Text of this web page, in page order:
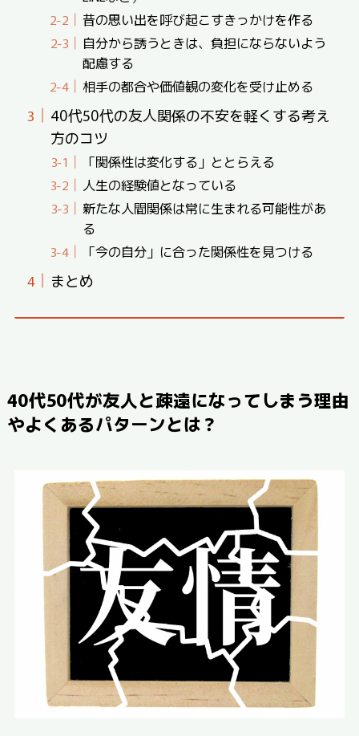
昔の思い出を呼び起こすきっかけを作る
自分から誘うときは、負担にならないよう
配慮する
相手の都合や価値観の変化を受け止める
40代50代の友人関係の不安を軽くする考え
方のコツ
「関係性は変化する」ととらえる
人生の経験値となっている
新たな人間関係は常に生まれる可能性があ
る
「今の自分」に合った関係性を見つける
まとめ
40代50代が友人と疎遠になってしまう理由
やよくあるパターンとは？